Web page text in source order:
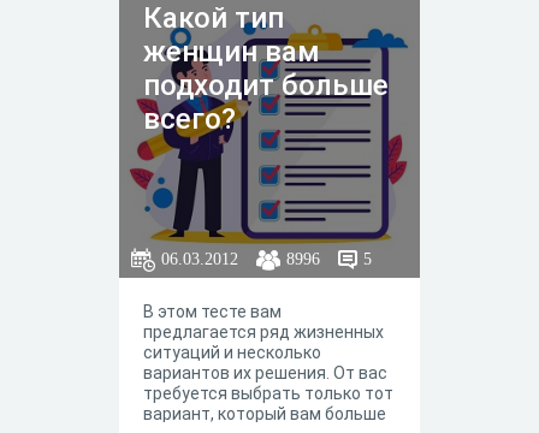
Какой тип
женщин вам
подходит больше
всего?
06.03.2012 8996 5
В этом тесте вам
предлагается ряд жизненных
ситуаций и несколько
вариантов их решения. От вас
требуется выбрать только тот
вариант, который вам больше